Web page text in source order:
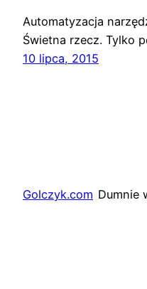
Automatyzacja
Świetna rzecz. Tylko
10 lipca, 2015
Golczyk.com Dumnie